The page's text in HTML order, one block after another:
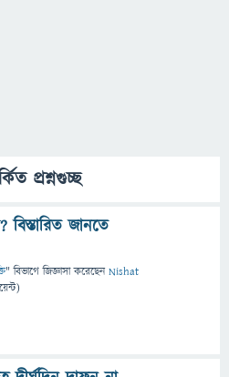
প্রশ্নগুচ্ছ
বিস্তারিত জানতে
" বিভাগে জিজ্ঞাসাকরেছেনNishat